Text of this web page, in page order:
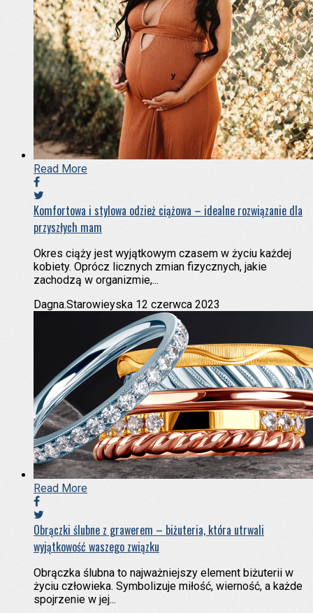
Read More
Komfortowa i stylowa odzież ciążowa – idealne rozwiązanie dla
przyszłych mam
Okres ciąży jest wyjątkowym czasem w życiu każdej
kobiety. Oprócz licznych zmian fizycznych, jakie
zachodzą w organizmie,...
Dagna.Starowieyska 12 czerwca 2023
Read More
Obrączki ślubne z grawerem – biżuteria, która utrwali
wyjątkowość waszego związku
Obrączka ślubna to najważniejszy element biżuterii w
życiu człowieka. Symbolizuje miłość, wierność, a każde
spojrzenie w jej...